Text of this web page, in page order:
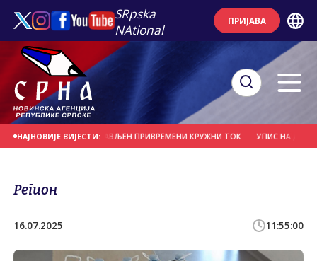
SRpska
NAtional
ПРИЈАВА
НАЈНОВИЈЕ ВИЈЕСТИ:
У БАЊАЛУЦИ ПОСТАВЉЕН ПРИВРЕМЕНИ КРУЖНИ ТОК УПИС НА ДРУГИ И
Регион
16.07.2025 11:55:00